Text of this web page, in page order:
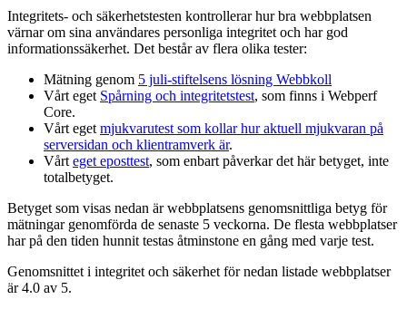
Integritets- och säkerhetstesten kontrollerar hur bra webbplatsen
värnar om sina användares personliga integritet och har god
informations­säkerhet. Det består av flera olika tester:
Mätning genom 5 juli-stiftelsens lösning Webbkoll
Vårt eget Spårning och integritetstest, som finns i Webperf
Core.
Vårt eget mjukvarutest som kollar hur aktuell mjukvaran på
serversidan och klient­ramverk är.
Vårt eget eposttest, som enbart påverkar det här betyget, inte
totalbetyget.
Betyget som visas nedan är webbplatsens genomsnittliga betyg för
mätningar genomförda de senaste 5 veckorna. De flesta webbplatser
har på den tiden hunnit testas åtminstone en gång med varje test.
Genomsnittet i integritet och säkerhet för nedan listade webbplatser
är 4.0 av 5.